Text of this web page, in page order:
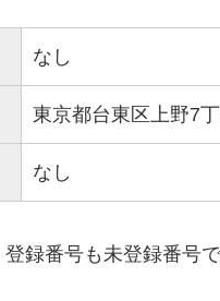
なし
東京都台東区上野7
なし
録番号も未登録番号